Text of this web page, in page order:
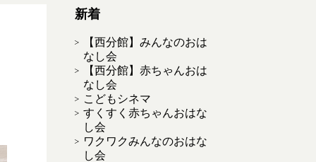
新着
【西分館】みんなのおは
なし会
【西分館】赤ちゃんおは
なし会
こどもシネマ
すくすく赤ちゃんおはな
し会
ワクワクみんなのおはな
し会